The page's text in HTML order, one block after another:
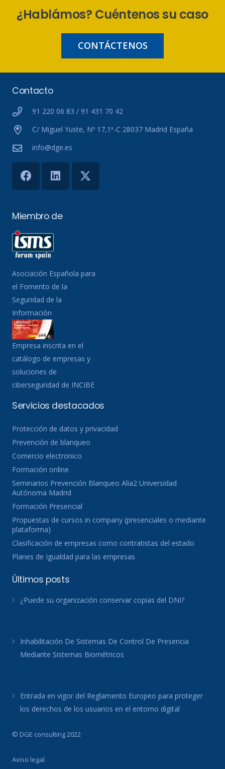
¿Hablámos? Cuéntenos su caso
CONTÁCTENOS
Contacto
91 220 06 83 / 91 431 70 42
C/ Miguel Yuste, Nº 17,1ª-C 28037 Madrid España
info@dge.es
Miembro de
Asociación Española para
el Fomento de la
Seguridad de la
Información
Empresa inscrita en el
catálogo de empresas y
soluciones de
ciberseguridad de INCIBE
Servicios destacados
Protección de datos y privacidad
Prevención de blanqueo
Comercio electronico
Formación online
Seminarios Prevención Blanqueo Alia2 Universidad
Autónoma Madrid
Formación Presencial
Propuestas de cursos in company (presenciales o mediante
plataforma)
Clasificación de empresas como contratistas del estado
Planes de Igualdad para las empresas
Últimos posts
¿Puede su organización conservar copias del DNI?
Inhabilitación De Sistemas De Control De Presencia
Mediante Sistemas Biométricos
Entrada en vigor del Reglamento Europeo para proteger
los derechos de los usuarios en el entorno digital
© DGE consulting 2022
Aviso legal